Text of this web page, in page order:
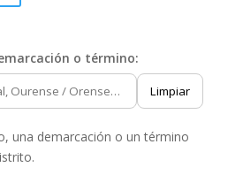
o término:
Limpiar
una demarcación o un término